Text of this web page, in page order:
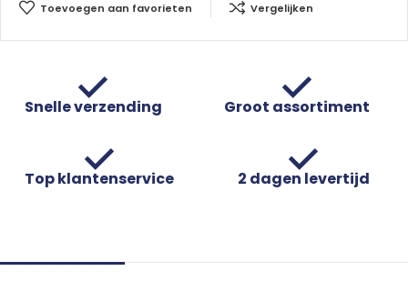
Toevoegen aan favorieten Vergelijken
Snelle verzending Groot assortiment
Top klantenservice 2 dagen levertijd